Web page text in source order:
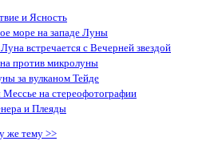
и Ясность
море на западе Луны
встречается с Вечерней звездой
против микролуны
за вулканом Тейде
на стереофотографии
и Плеяды
же тему >>